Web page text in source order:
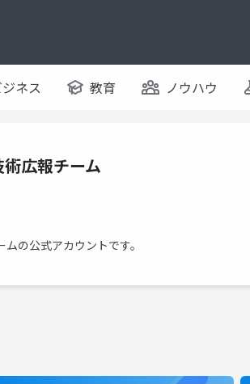
ジネス 教育 ノウハウ
広報チーム
の公式アカウントです。